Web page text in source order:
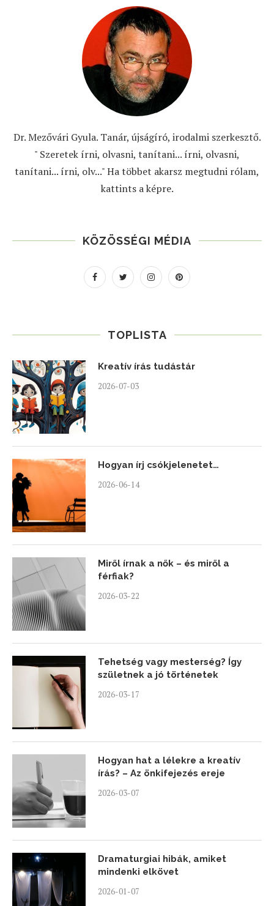
Dr. Mezővári Gyula. Tanár, újságíró, irodalmi szerkesztő.
" Szeretek írni, olvasni, tanítani... írni, olvasni,
tanítani... írni, olv..." Ha többet akarsz megtudni rólam,
kattints a képre.
KÖZÖSSÉGI MÉDIA
TOPLISTA
Kreatív írás tudástár
2026-07-03
Hogyan írj csókjelenetet…
2026-06-14
Miről írnak a nők – és miről a
férfiak?
2026-03-22
Tehetség vagy mesterség? Így
születnek a jó történetek
2026-03-17
Hogyan hat a lélekre a kreatív
írás? – Az önkifejezés ereje
2026-03-07
Dramaturgiai hibák, amiket
mindenki elkövet
2026-01-07